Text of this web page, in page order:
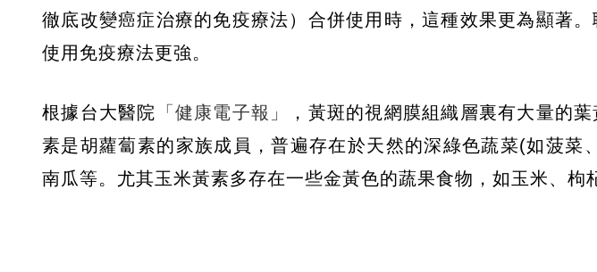
徹底改變癌症治療的免疫療法）合併使用時，這種效果更為顯著
使用免疫療法更強。
根據台大醫院 「健康電子報」
，黃斑的視網膜組織層裏有大量的
素是胡蘿蔔素的家族成員，普遍存在於天然的深綠色蔬菜(如菠菜
南瓜等。尤其玉米黃素多存在一些金黃色的蔬果食物，如玉米、枸